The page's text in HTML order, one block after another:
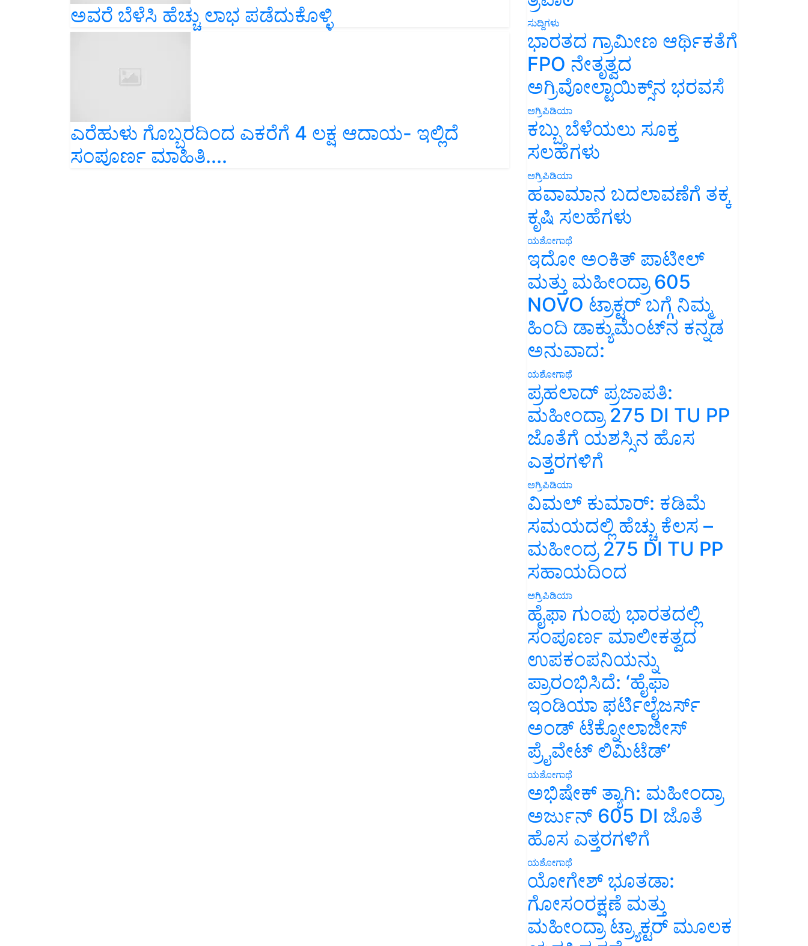
ಅವರೆ ಬೆಳೆಸಿ ಹೆಚ್ಚು ಲಾಭ ಪಡೆದುಕೊಳ್ಳಿ
ಎರೆಹುಳು ಗೊಬ್ಬರದಿಂದ ಎಕರೆಗೆ 4 ಲಕ್ಷ ಆದಾಯ- ಇಲ್ಲಿದೆ
ಸಂಪೂರ್ಣ ಮಾಹಿತಿ....
ಸುದ್ದಿಗಳು
ಭಾರತದ ಗ್ರಾಮೀಣ ಆರ್ಥಿಕತೆಗೆ
FPO ನೇತೃತ್ವದ
ಅಗ್ರಿವೋಲ್ಟಾಯಿಕ್ಸ್‌ನ ಭರವಸೆ
ಅಗ್ರಿಪಿಡಿಯಾ
ಕಬ್ಬು ಬೆಳೆಯಲು ಸೂಕ್ತ
ಸಲಹೆಗಳು
ಅಗ್ರಿಪಿಡಿಯಾ
ಹವಾಮಾನ ಬದಲಾವಣೆಗೆ ತಕ್ಕ
ಕೃಷಿ ಸಲಹೆಗಳು
ಯಶೋಗಾಥೆ
ಇದೋ ಅಂಕಿತ್ ಪಾಟೀಲ್
ಮತ್ತು ಮಹೀಂದ್ರಾ 605
NOVO ಟ್ರಾಕ್ಟರ್ ಬಗ್ಗೆ ನಿಮ್ಮ
ಹಿಂದಿ ಡಾಕ್ಯುಮೆಂಟ್‌ನ ಕನ್ನಡ
ಅನುವಾದ:
ಯಶೋಗಾಥೆ
ಪ್ರಹಲಾದ್ ಪ್ರಜಾಪತಿ:
ಮಹೀಂದ್ರಾ 275 DI TU PP
ಜೊತೆಗೆ ಯಶಸ್ಸಿನ ಹೊಸ
ಎತ್ತರಗಳಿಗೆ
ಅಗ್ರಿಪಿಡಿಯಾ
ವಿಮಲ್ ಕುಮಾರ್: ಕಡಿಮೆ
ಸಮಯದಲ್ಲಿ ಹೆಚ್ಚು ಕೆಲಸ –
ಮಹೀಂದ್ರ 275 DI TU PP
ಸಹಾಯದಿಂದ
ಅಗ್ರಿಪಿಡಿಯಾ
ಹೈಫಾ ಗುಂಪು ಭಾರತದಲ್ಲಿ
ಸಂಪೂರ್ಣ ಮಾಲೀಕತ್ವದ
ಉಪಕಂಪನಿಯನ್ನು
ಪ್ರಾರಂಭಿಸಿದೆ: ‘ಹೈಫಾ
ಇಂಡಿಯಾ ಫರ್ಟಿಲೈಜರ್ಸ್
ಅಂಡ್ ಟೆಕ್ನೋಲಾಜೀಸ್
ಪ್ರೈವೇಟ್ ಲಿಮಿಟೆಡ್’
ಯಶೋಗಾಥೆ
ಅಭಿಷೇಕ್ ತ್ಯಾಗಿ: ಮಹೀಂದ್ರಾ
ಅರ್ಜುನ್ 605 DI ಜೊತೆ
ಹೊಸ ಎತ್ತರಗಳಿಗೆ
ಯಶೋಗಾಥೆ
ಯೋಗೇಶ್ ಭೂತಡಾ:
ಗೋಸಂರಕ್ಷಣೆ ಮತ್ತು
ಮಹೀಂದ್ರಾ ಟ್ರ್ಯಾಕ್ಟರ್ ಮೂಲಕ